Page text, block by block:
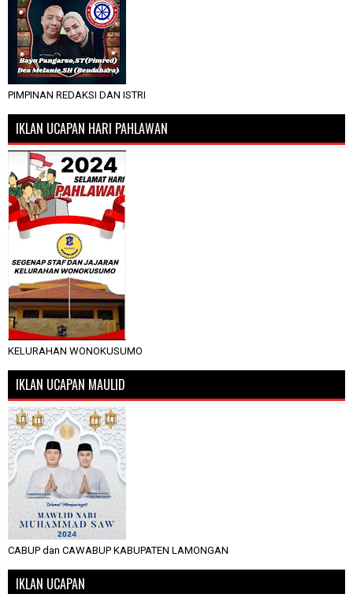
PIMPINAN REDAKSI DAN ISTRI
IKLAN UCAPAN HARI PAHLAWAN
KELURAHAN WONOKUSUMO
IKLAN UCAPAN MAULID
CABUP dan CAWABUP KABUPATEN LAMONGAN
IKLAN UCAPAN